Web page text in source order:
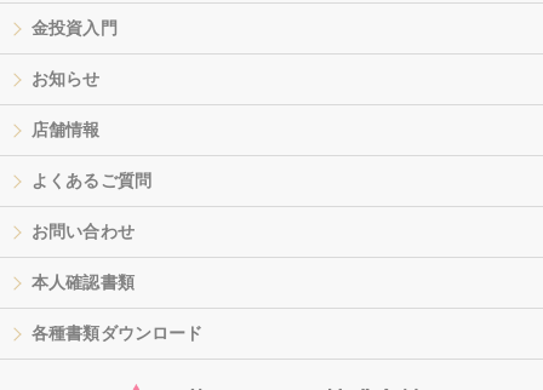
金投資入門
お知らせ
店舗情報
よくあるご質問
お問い合わせ
本人確認書類
各種書類ダウンロード